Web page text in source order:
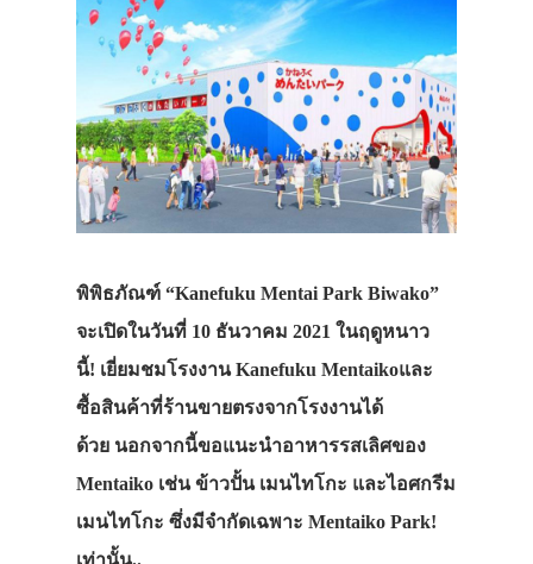
พิพิธภัณฑ์ “Kanefuku Mentai Park Biwako”
จะเปิดในวันที่ 10 ธันวาคม 2021 ในฤดูหนาว
นี้! เยี่ยมชมโรงงาน Kanefuku Mentaikoและ
ซื้อสินค้าที่ร้านขายตรงจากโรงงานได้
ด้วย นอกจากนี้ขอแนะนำอาหารรสเลิศของ
Mentaiko เช่น ข้าวปั้น เมนไทโกะ และไอศกรีม
เมนไทโกะ ซึ่งมีจำกัดเฉพาะ Mentaiko Park!